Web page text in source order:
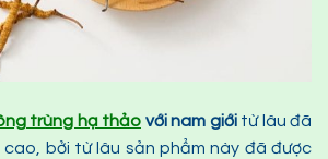
trùng hạ thảo với nam giớitừ lâu đã
bởi từ lâu sản phẩm này đã được